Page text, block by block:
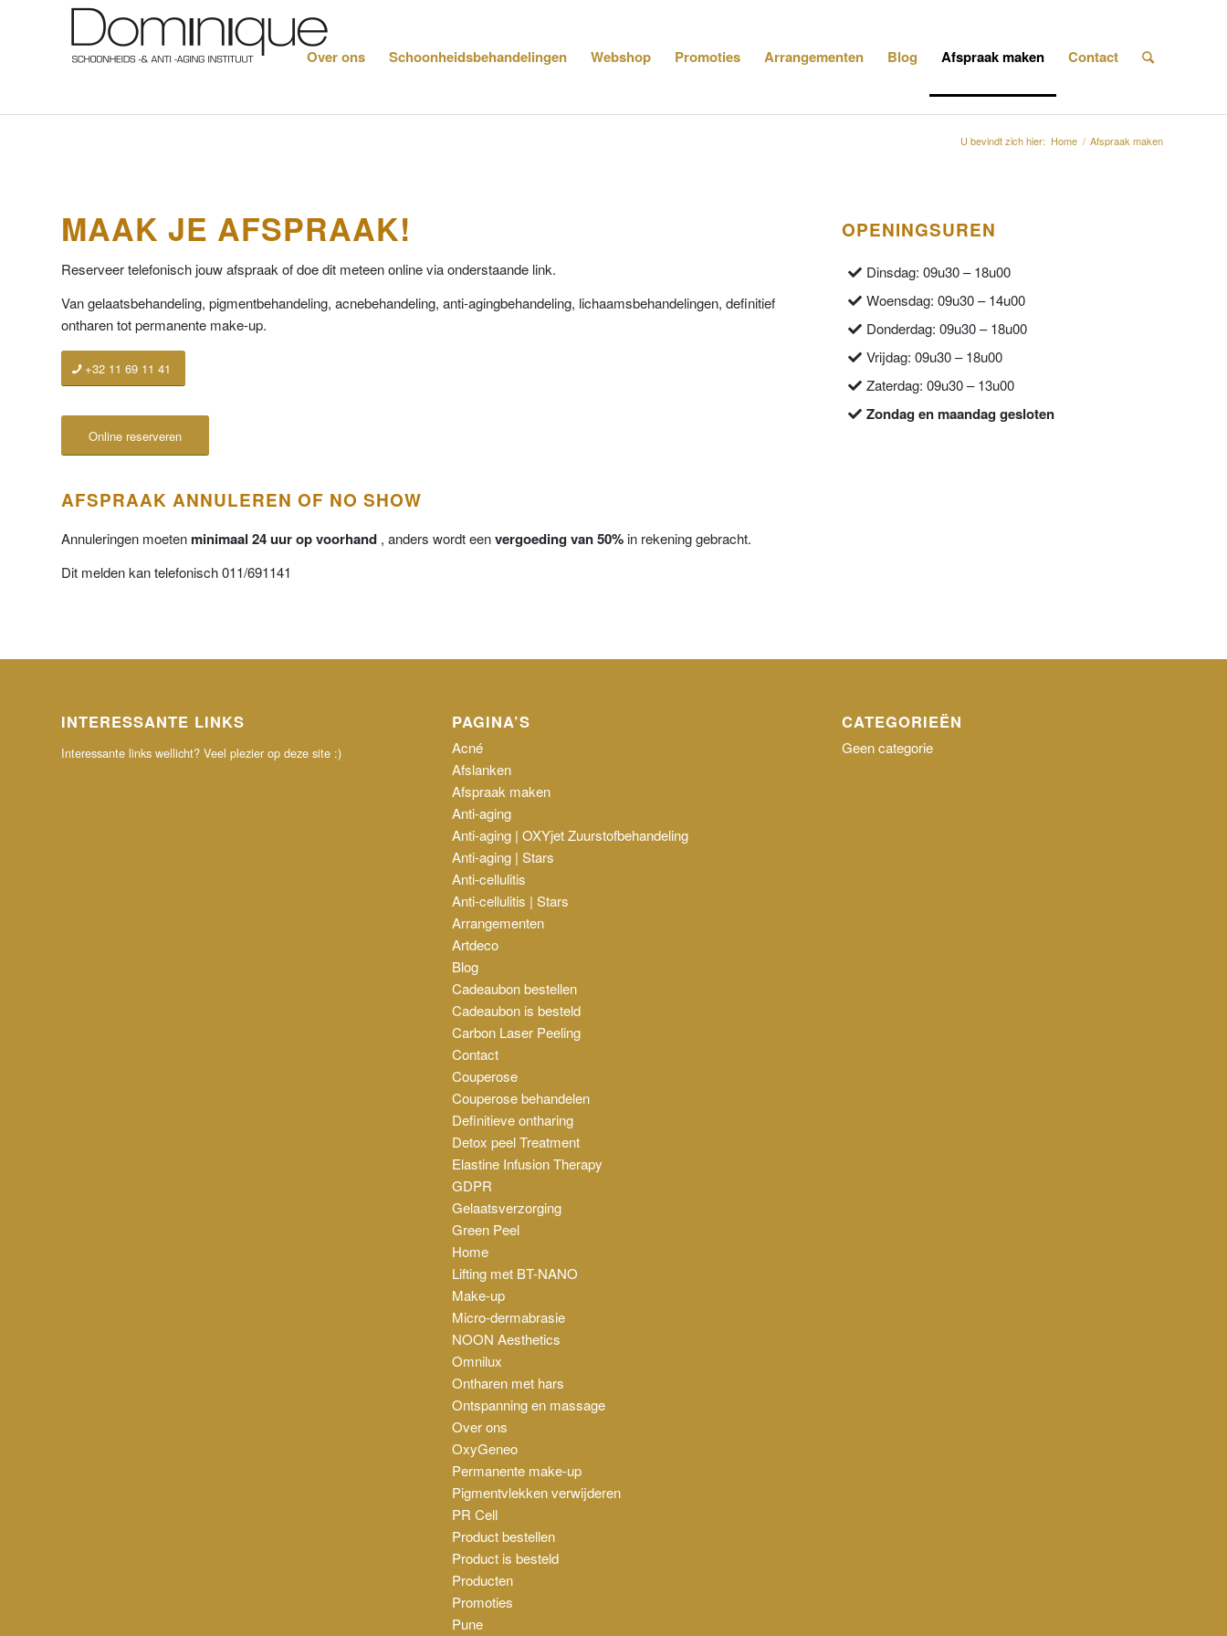
Over ons Schoonheidsbehandelingen Webshop Promoties Arrangementen Blog Afspraak maken Contact
U bevindt zich hier: Home / Afspraak maken
MAAK JE AFSPRAAK!
Reserveer telefonisch jouw afspraak of doe dit meteen online via onderstaande link.
Van gelaatsbehandeling, pigmentbehandeling, acnebehandeling, anti-agingbehandeling, lichaamsbehandelingen, definitief
ontharen tot permanente make-up.
+32 11 69 11 41
Online reserveren
AFSPRAAK ANNULEREN OF NO SHOW
Annuleringen moetenminimaal 24 uur op voorhand , anders wordt eenvergoeding van 50%in rekening gebracht.
Dit melden kan telefonisch 011/691141
OPENINGSUREN
Dinsdag: 09u30 – 18u00
Woensdag: 09u30 – 14u00
Donderdag: 09u30 – 18u00
Vrijdag: 09u30 – 18u00
Zaterdag: 09u30 – 13u00
Zondag en maandag gesloten
INTERESSANTE LINKS
Interessante links wellicht? Veel plezier op deze site :)
PAGINA’S
Acné
Afslanken
Afspraak maken
Anti-aging
Anti-aging | OXYjet Zuurstofbehandeling
Anti-aging | Stars
Anti-cellulitis
Anti-cellulitis | Stars
Arrangementen
Artdeco
Blog
Cadeaubon bestellen
Cadeaubon is besteld
Carbon Laser Peeling
Contact
Couperose
Couperose behandelen
Definitieve ontharing
Detox peel Treatment
Elastine Infusion Therapy
GDPR
Gelaatsverzorging
Green Peel
Home
Lifting met BT-NANO
Make-up
Micro-dermabrasie
NOON Aesthetics
Omnilux
Ontharen met hars
Ontspanning en massage
Over ons
OxyGeneo
Permanente make-up
Pigmentvlekken verwijderen
PR Cell
Product bestellen
Product is besteld
Producten
Promoties
Pune
CATEGORIEËN
Geen categorie